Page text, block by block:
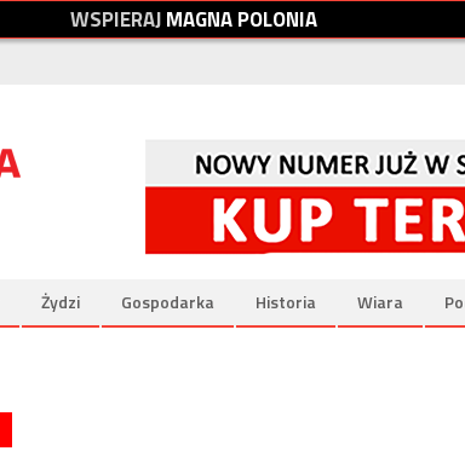
WSPIERAJMAGNAPOLONIA
Żydzi Gospodarka Historia Wiara